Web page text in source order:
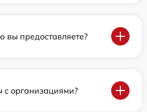
вы предоставляете?
с организациями?